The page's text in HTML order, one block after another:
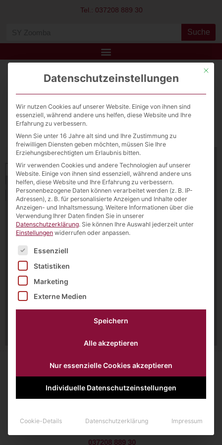
Tel.: 037208 889 30
Suche
GWH SY Zoomba
Download File
View Fullscreen
09244 Lichtenau
037208 889 30
Mit
Datenschutzeinstellungen
Wir nutzen Cookies auf unserer Website. Einige von ihnen sind
essenziell, während andere uns helfen, diese Website und Ihre
Erfahrung zu verbessern.
Wenn Sie unter 16 Jahre alt sind und Ihre Zustimmung zu
freiwilligen Diensten geben möchten, müssen Sie Ihre
Erziehungsberechtigten um Erlaubnis bitten.
Wir verwenden Cookies und andere Technologien auf unserer
Website. Einige von ihnen sind essenziell, während andere uns
helfen, diese Website und Ihre Erfahrung zu verbessern.
Personenbezogene Daten können verarbeitet werden (z. B. IP-
Adressen), z. B. für personalisierte Anzeigen und Inhalte oder
Anzeigen- und Inhaltsmessung. Weitere Informationen über die
Verwendung Ihrer Daten finden Sie in unserer
Datenschutzerklärung. Sie können Ihre Auswahl jederzeit unter
Einstellungen widerrufen oder anpassen.
Es folgt eine Liste der Service-Gruppen, für die eine
Essenziell
Statistiken
Marketing
Externe Medien
Speichern
Alle akzeptieren
Nur essenzielle Cookies akzeptieren
Individuelle Datenschutzeinstellungen
Cookie-Details Datenschutzerklärung Impressum